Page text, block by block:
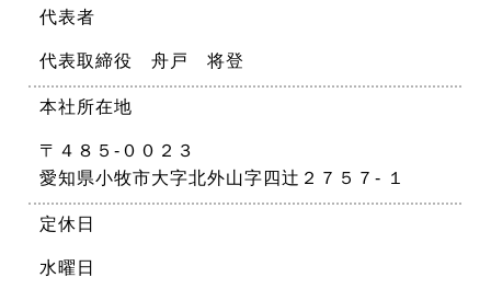
代表者
代表取締役 舟戸 将登
本社所在地
〒４８５-００２３
愛知県小牧市大字北外山字四辻２７５７- １
定休日
水曜日